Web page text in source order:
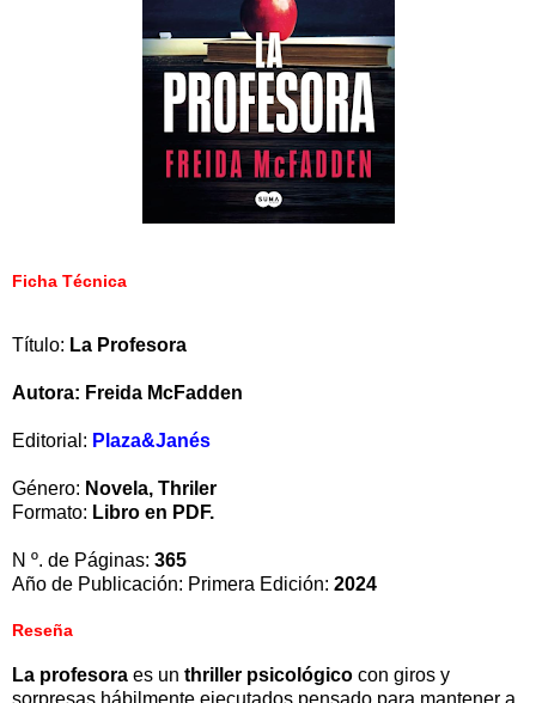
Ficha Técnica
Título: La Profesora
Autora: Freida McFadden
Editorial: Plaza&Janés
Género: Novela, Thriler
Formato: Libro en PDF.
N º. de Páginas: 365
Año de Publicación: Primera Edición: 2024
Reseña
La profesora es un thriller psicológico con giros y